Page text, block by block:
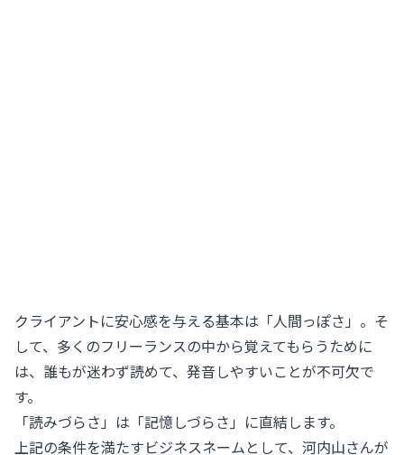
クライアントに安心感を与える基本は「人間っぽさ」。そ
して、多くのフリーランスの中から覚えてもらうために
は、誰もが迷わず読めて、発音しやすいことが不可欠で
す。
「読みづらさ」は「記憶しづらさ」に直結します。
上記の条件を満たすビジネスネームとして、河内山さんが